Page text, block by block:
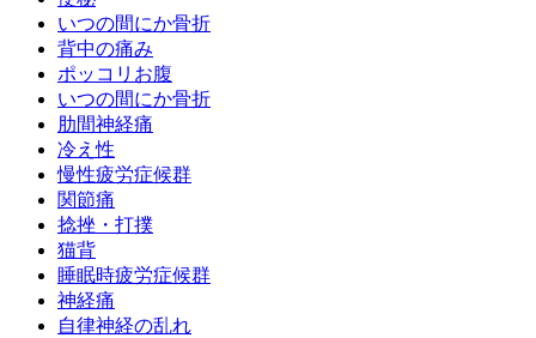
いつの間にか骨折
背中の痛み
ポッコリお腹
いつの間にか骨折
肋間神経痛
冷え性
慢性疲労症候群
関節痛
捻挫・打撲
猫背
睡眠時疲労症候群
神経痛
自律神経の乱れ